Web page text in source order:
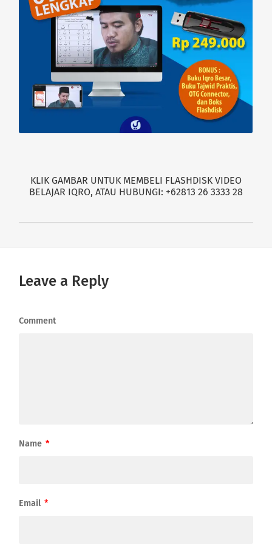
KLIK GAMBAR UNTUK MEMBELI FLASHDISK VIDEO
BELAJAR IQRO, ATAU HUBUNGI: +62813 26 3333 28
Leave a Reply
Comment
Name *
Email *